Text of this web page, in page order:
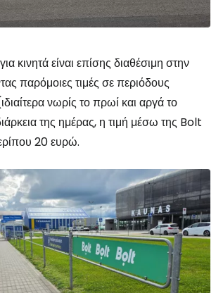
κινητά είναι επίσης διαθέσιμη στην
παρόμοιες τιμές σε περιόδους
νωρίς το πρωί και αργά το
της ημέρας, η τιμή μέσω της Bolt
20 ευρώ.